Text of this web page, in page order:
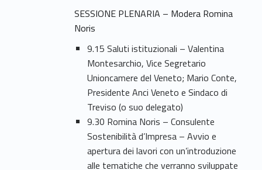
SESSIONE PLENARIA – Modera Romina
Noris
9.15 Saluti istituzionali – Valentina
Montesarchio, Vice Segretario
Unioncamere del Veneto; Mario Conte,
Presidente Anci Veneto e Sindaco di
Treviso (o suo delegato)
9.30 Romina Noris – Consulente
Sostenibilità d’Impresa – Avvio e
apertura dei lavori con un’introduzione
alle tematiche che verranno sviluppate